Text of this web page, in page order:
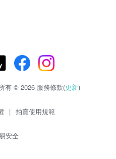
有 © 2026 服務條款(更新)
| 拍賣使用規範
安全